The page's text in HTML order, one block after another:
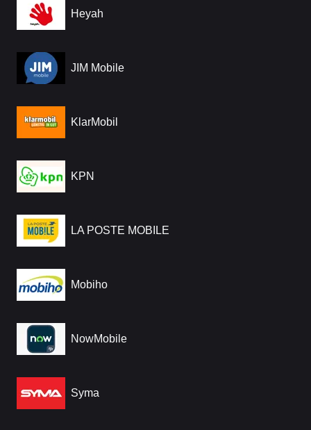
Heyah
JIM Mobile
KlarMobil
KPN
LA POSTE MOBILE
Mobiho
NowMobile
Syma